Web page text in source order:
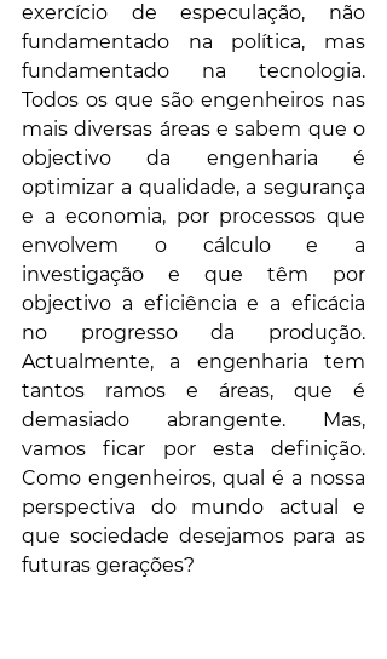
exercício de especulação, não
fundamentado na política, mas
fundamentado na tecnologia.
Todos os que são engenheiros nas
mais diversas áreas e sabem que o
objectivo da engenharia é
optimizar a qualidade, a segurança
e a economia, por processos que
envolvem o cálculo e a
investigação e que têm por
objectivo a eficiência e a eficácia
no progresso da produção.
Actualmente, a engenharia tem
tantos ramos e áreas, que é
demasiado abrangente. Mas,
vamos ficar por esta definição.
Como engenheiros, qual é a nossa
perspectiva do mundo actual e
que sociedade desejamos para as
futuras gerações?